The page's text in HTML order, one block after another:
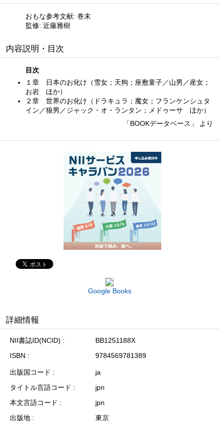
おもな参考文献: 巻末
監修: 近藤雅樹
内容説明・目次
目次
１章 日本のお化け（雪女；天狗；座敷童子／山男／産女；
お岩 ほか）
２章 世界のお化け（ドラキュラ；魔女；フランケンシュタ
イン／狼男／ジャック・オ・ランタン；メドゥーサ ほか）
「BOOKデータベース」 より
Google Books
詳細情報
NII書誌ID(NCID)
BB1251188X
ISBN
9784569781389
出版国コード
ja
タイトル言語コード
jpn
本文言語コード
jpn
出版地
東京